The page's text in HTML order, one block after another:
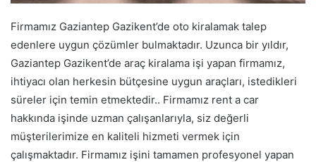
Firmamız Gaziantep Gazikent’de oto kiralamak talep
edenlere uygun çözümler bulmaktadır. Uzunca bir yıldır,
Gaziantep Gazikent’de araç kiralama işi yapan firmamız,
ihtiyacı olan herkesin bütçesine uygun araçları, istedikleri
süreler için temin etmektedir.. Firmamız rent a car
hakkında işinde uzman çalışanlarıyla, siz değerli
müşterilerimize en kaliteli hizmeti vermek için
çalışmaktadır. Firmamız işini tamamen profesyonel yapan